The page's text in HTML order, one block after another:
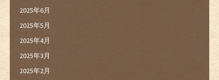
2025年6月
2025年5月
2025年4月
2025年3月
2025年2月